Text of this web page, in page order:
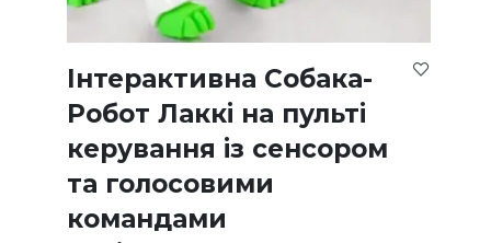
Інтерактивна Собака-
Робот Лаккі на пульті
керування із сенсором
та голосовими
командами